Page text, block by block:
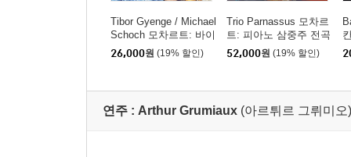
Tibor Gyenge / Michael
Schoch 모차르트: 바이
올린 소나타집 (Mozart:
Violin Sonatas) [SACD
26,000원 (19% 할인)
Trio Parnassus 모차르
트: 피아노 삼중주 전곡
(Mozart: Complete Pia
no Trios)
52,000원 (19% 할인)
연주 : Arthur Grumiaux (아르튀르 그뤼미오)